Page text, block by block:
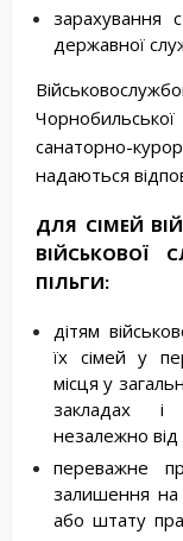
зарахування
державної
санаторно-
надаються
ДЛЯ СІМЕЙ
ВІЙСЬКОВОЇ
ПІЛЬГИ:
дітям
їх сімей у
місця у
закладах і
незалежно від
переважне
залишення на
або штату